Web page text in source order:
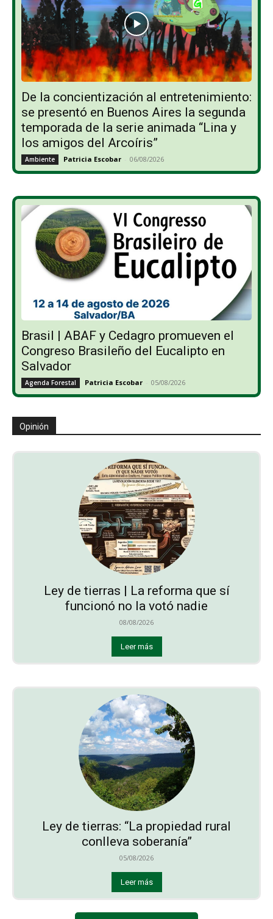
De la concientización al entretenimiento:
se presentó en Buenos Aires la segunda
temporada de la serie animada “Lina y
los amigos del Arcoíris”
Ambiente Patricia Escobar - 06/08/2026
Brasil | ABAF y Cedagro promueven el
Congreso Brasileño del Eucalipto en
Salvador
Agenda Forestal Patricia Escobar - 05/08/2026
Opinión
Ley de tierras | La reforma que sí
funcionó no la votó nadie
08/08/2026
Leer más
Ley de tierras: “La propiedad rural
conlleva soberanía”
05/08/2026
Leer más